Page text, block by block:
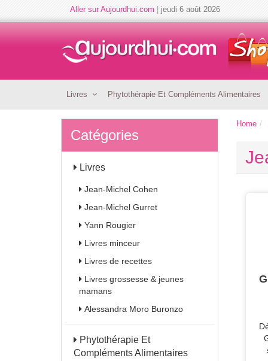
Aller sur Aujourdhui.com jeudi 6 août 2026
Livres Phytothérapie Et Compléments Alimentaires
Catégories
Livres
Jean-Michel Cohen
Jean-Michel Gurret
Yann Rougier
Livres minceur
Livres de recettes
Livres grossesse & jeunes
mamans
Alessandra Moro Buronzo
Phytothérapie Et
Compléments Alimentaires
Home